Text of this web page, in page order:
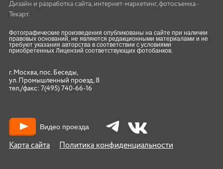
Дизайн и разработка сайта, интернет-маркетинг,фотосъемка -
Текарт.
Фотографические произведения опубликованы на сайте при наличии
правовых оснований, не являются редакционными материалами и не
требуют указания авторства в соответствии с условиями
приобретенных Лицензий соответствующих фотобанков.
г. Москва, пос. Беседы,
ул. Промышленный проезд, 8
тел./факс: 7(495) 740-66-16
Карта сайта Политика конфиденциальности
Видео проезда